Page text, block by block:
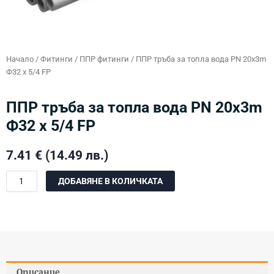
Начало / Фитинги / ППР фитинги / ППР тръба за топла вода PN 20х3m
Ф32 х 5/4 FP
ППР тръба за топла вода PN 20х3m
Ф32 х 5/4 FP
7.41 € (14.49 лв.)
количество
PN
ДОБАВЯНЕ В КОЛИЧКАТА